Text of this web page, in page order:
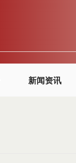
新闻资讯